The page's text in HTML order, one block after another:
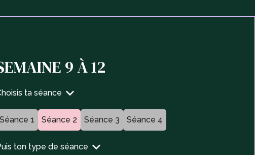
9 À 12
ta séance
Séance 1 Séance 2 Séance 3 Séance 4
ton type de séance